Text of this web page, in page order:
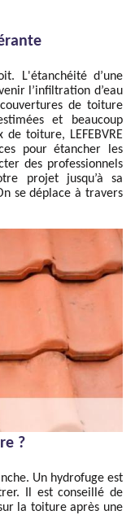
L'étanchéité d’une
l’infiltration d’eau
de toiture
et beaucoup
toiture, LEFEBVRE
pour étancher les
des professionnels
projet jusqu’à sa
se déplace à travers
?
Un hydrofuge est
Il est conseillé de
la toiture après une